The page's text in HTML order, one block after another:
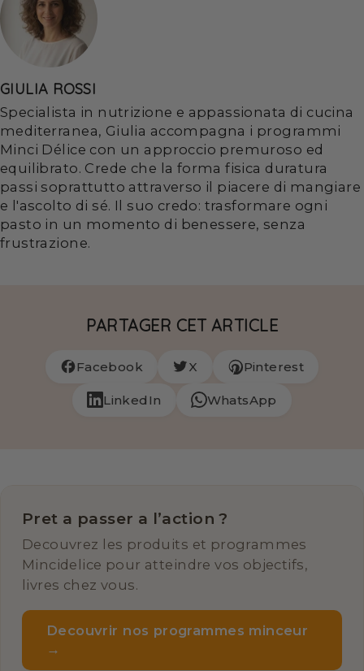
GIULIA ROSSI
Specialista in nutrizione e appassionata di cucina
mediterranea, Giulia accompagna i programmi
Minci Délice con un approccio premuroso ed
equilibrato. Crede che la forma fisica duratura
passi soprattutto attraverso il piacere di mangiare
e l'ascolto di sé. Il suo credo: trasformare ogni
pasto in un momento di benessere, senza
frustrazione.
PARTAGER CET ARTICLE
Facebook X Pinterest
LinkedIn WhatsApp
Pret a passer a l’action ?
Decouvrez les produits et programmes
Mincidelice pour atteindre vos objectifs,
livres chez vous.
Decouvrir nos programmes minceur
→